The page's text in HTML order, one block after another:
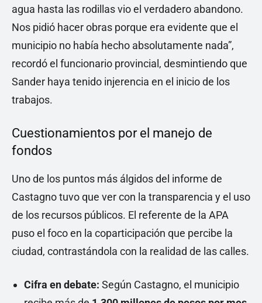
agua hasta las rodillas vio el verdadero abandono.
Nos pidió hacer obras porque era evidente que el
municipio no había hecho absolutamente nada”,
recordó el funcionario provincial, desmintiendo que
Sander haya tenido injerencia en el inicio de los
trabajos.
Cuestionamientos por el manejo de
fondos
Uno de los puntos más álgidos del informe de
Castagno tuvo que ver con la transparencia y el uso
de los recursos públicos. El referente de la APA
puso el foco en la coparticipación que percibe la
ciudad, contrastándola con la realidad de las calles.
Cifra en debate: Según Castagno, el municipio